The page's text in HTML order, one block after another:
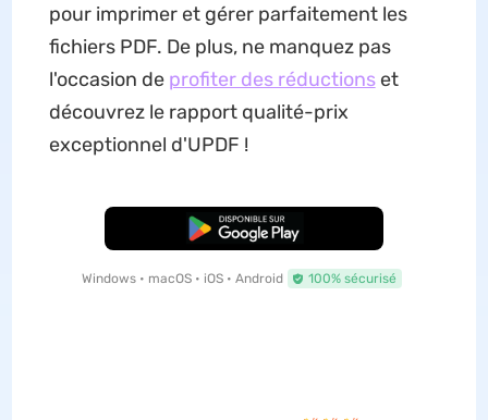
pour imprimer et gérer parfaitement les
fichiers PDF. De plus, ne manquez pas
l'occasion de profiter des réductionset
découvrez le rapport qualité-prix
exceptionnel d'UPDF !
TÉLÉCHARGER
Windows • macOS • iOS • Android 100% sécurisé